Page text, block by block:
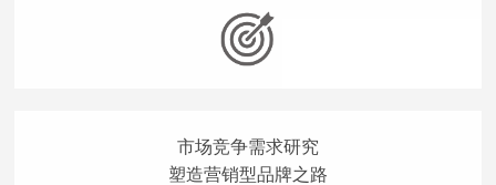
市场竞争需求研究
塑造营销型品牌之路